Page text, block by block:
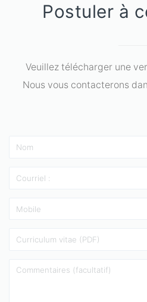
Postuler à
Veuillez télécharger une
Nous vous contacterons